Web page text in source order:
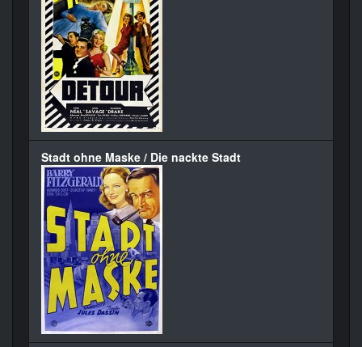
Stadt ohne Maske / Die nackte Stadt